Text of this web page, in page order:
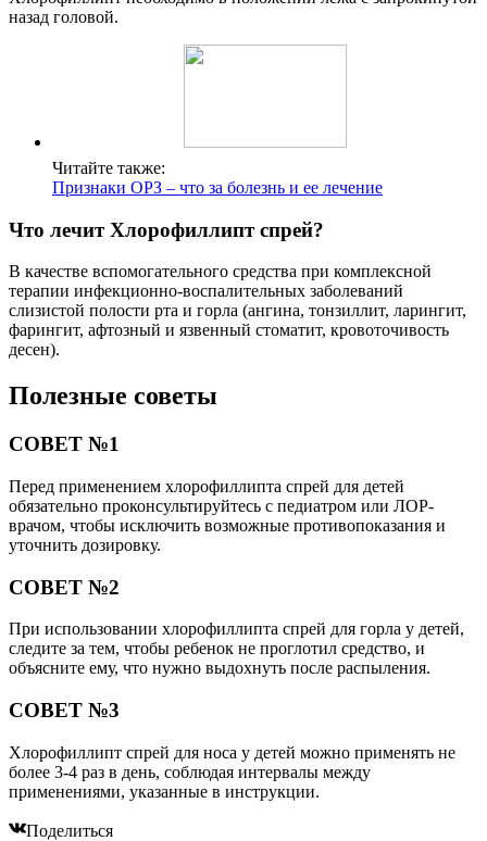
назад головой.
Читайте также:
Признаки ОРЗ – что за болезнь и ее лечение
Что лечит Хлорофиллипт спрей?
В качестве вспомогательного средства при комплексной
терапии инфекционно-воспалительных заболеваний
слизистой полости рта и горла (ангина, тонзиллит, ларингит,
фарингит, афтозный и язвенный стоматит, кровоточивость
десен).
Полезные советы
СОВЕТ №1
Перед применением хлорофиллипта спрей для детей
обязательно проконсультируйтесь с педиатром или ЛОР-
врачом, чтобы исключить возможные противопоказания и
уточнить дозировку.
СОВЕТ №2
При использовании хлорофиллипта спрей для горла у детей,
следите за тем, чтобы ребенок не проглотил средство, и
объясните ему, что нужно выдохнуть после распыления.
СОВЕТ №3
Хлорофиллипт спрей для носа у детей можно применять не
более 3-4 раз в день, соблюдая интервалы между
применениями, указанные в инструкции.
Поделиться